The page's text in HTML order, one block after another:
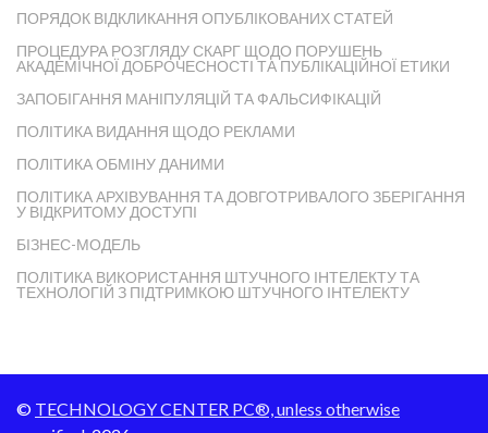
ПОРЯДОК ВІДКЛИКАННЯ ОПУБЛІКОВАНИХ СТАТЕЙ
ПРОЦЕДУРА РОЗГЛЯДУ СКАРГ ЩОДО ПОРУШЕНЬ
АКАДЕМІЧНОЇ ДОБРОЧЕСНОСТІ ТА ПУБЛІКАЦІЙНОЇ ЕТИКИ
ЗАПОБІГАННЯ МАНІПУЛЯЦІЙ ТА ФАЛЬСИФІКАЦІЙ
ПОЛІТИКА ВИДАННЯ ЩОДО РЕКЛАМИ
ПОЛІТИКА ОБМІНУ ДАНИМИ
ПОЛІТИКА АРХІВУВАННЯ ТА ДОВГОТРИВАЛОГО ЗБЕРІГАННЯ
У ВІДКРИТОМУ ДОСТУПІ
БІЗНЕС-МОДЕЛЬ
ПОЛІТИКА ВИКОРИСТАННЯ ШТУЧНОГО ІНТЕЛЕКТУ ТА
ТЕХНОЛОГІЙ З ПІДТРИМКОЮ ШТУЧНОГО ІНТЕЛЕКТУ
© TECHNOLOGY CENTER PC®, unless otherwise